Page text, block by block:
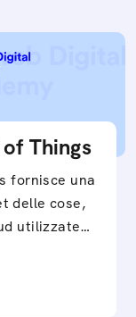
Things
fornisce una
delle cose,
utilizzate